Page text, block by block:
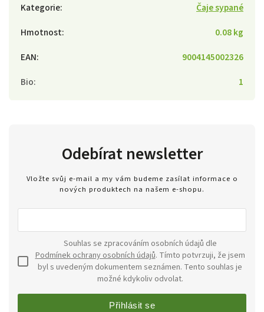
Kategorie:
Čaje sypané
Hmotnost:
0.08 kg
EAN:
9004145002326
Bio: 1
Odebírat newsletter
Vložte svůj e-mail a my vám budeme zasílat informace o
nových produktech na našem e-shopu.
Podmínek ochrany osobních údajů. Tímto potvrzuji, že jsem
byl s uvedeným dokumentem seznámen. Tento souhlas je
možné kdykoliv odvolat.
Přihlásit se